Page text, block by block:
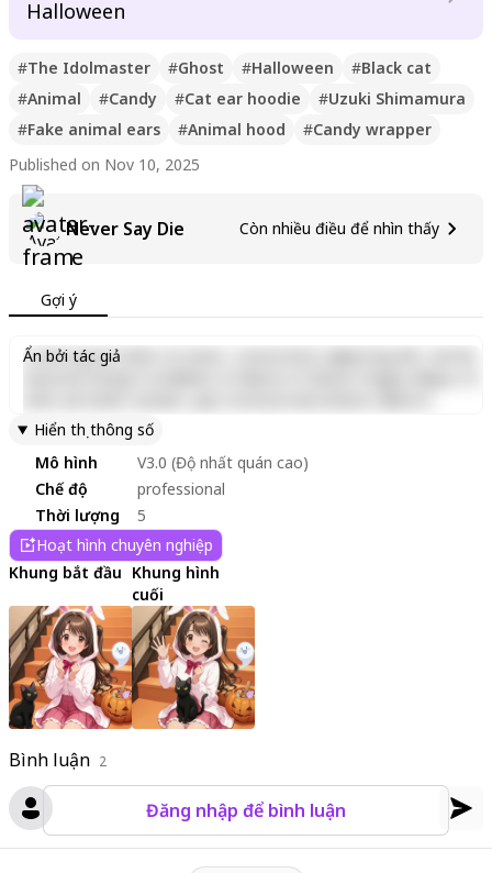
Halloween
#The Idolmaster #Ghost #Halloween #Black cat
#Animal #Candy #Cat ear hoodie #Uzuki Shimamura
#Fake animal ears #Animal hood #Candy wrapper
Published on Nov 10, 2025
Never Say Die Còn nhiều điều để nhìn thấy
Bình luận 2
Đăng nhập để bình luận
Gợi ý
Lorem ipsum dolor sit amet, consectetur adipiscing elit, sed do
laboris nisi ut aliquip ex ea commodo consequat. Duis aute irure
dolor in reprehenderit in voluptate velit esse cillum dolore eu
fugiat nulla pariatur. Excepteur sint occaecat cupidatat non
proident, sunt in culpa qui officia deserunt mollit anim id est
laborum.
Ẩn bởi tác giả
Hiển thị thông số
Mô hình
V3.0 (Độ nhất quán cao)
Chế độ
professional
Thời lượng
5
Hoạt hình chuyên nghiệp
Khung bắt đầu Khung hình
cuối